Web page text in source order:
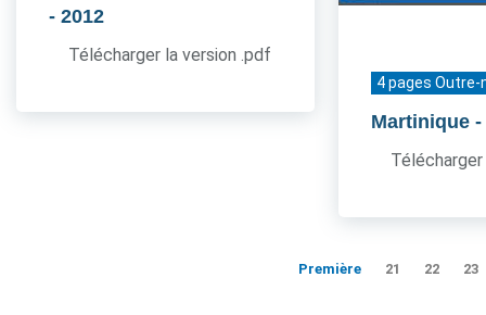
- 2012
Télécharger la version .pdf
4 pages Outre-
Martinique -
Première 21 22 23